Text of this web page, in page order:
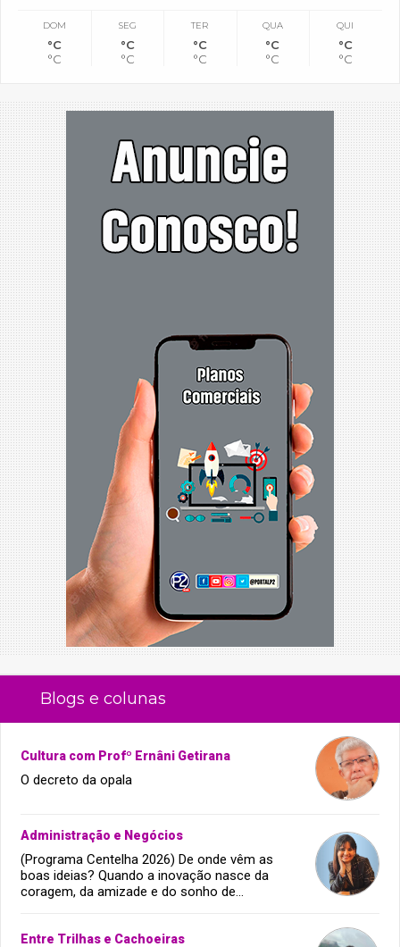
DOM
°C
°C
SEG
°C
°C
TER
°C
°C
QUA
°C
°C
QUI
°C
°C
Blogs e colunas
Cultura com Profº Ernâni Getirana
O decreto da opala
Administração e Negócios
(Programa Centelha 2026) De onde vêm as
boas ideias? Quando a inovação nasce da
coragem, da amizade e do sonho de
Entre Trilhas e Cachoeiras